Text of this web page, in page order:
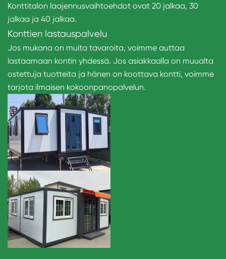
Konttitalon laajennusvaihtoehdot ovat 20 jalkaa, 30
jalkaa ja 40 jalkaa.
Konttien lastauspalvelu
Jos mukana on muita tavaroita, voimme auttaa
lastaamaan kontin yhdessä. Jos asiakkaalla on muualta
ostettuja tuotteita ja hänen on koottava kontti, voimme
tarjota ilmaisen kokoonpanopalvelun.